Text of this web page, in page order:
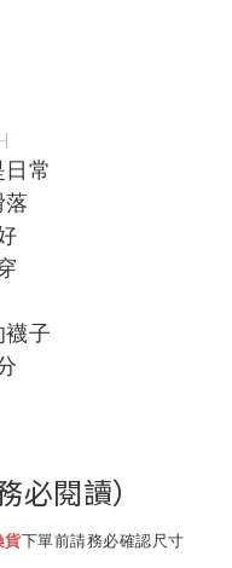
常
子
必閱讀）
貨下單前請務必確認尺寸